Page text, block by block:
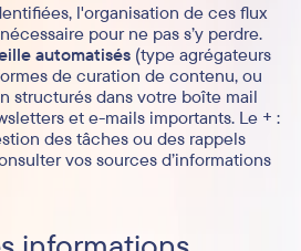
l'organisation de ces flux
pour ne pas s’y perdre.
automatisés (type agrégateurs
de curation de contenu, ou
structurés dans votre boîte mail
et e-mails importants. Le + :
des tâches ou des rappels
vos sources d’informations